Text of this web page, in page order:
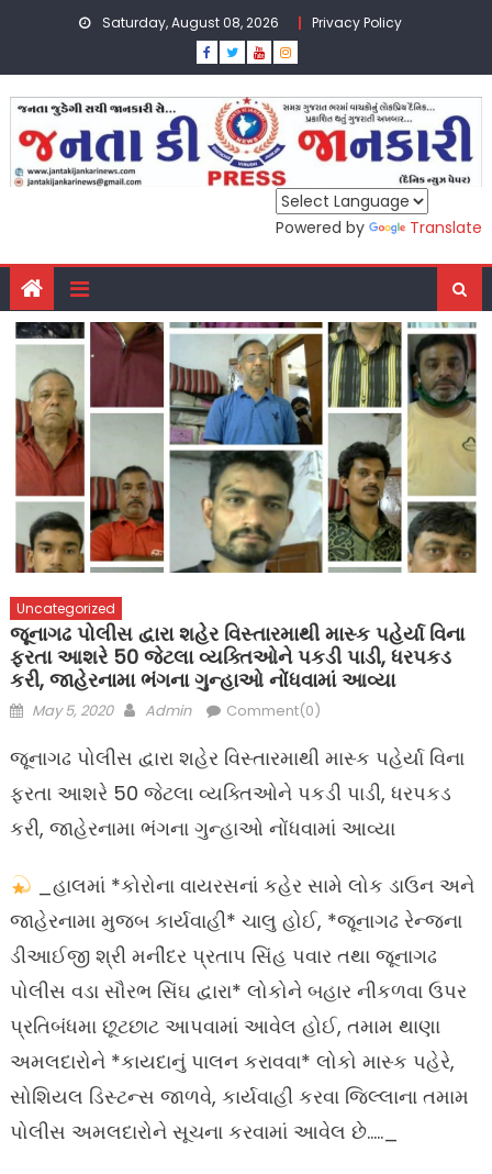
Saturday, August 08, 2026 Privacy Policy
Powered by Translate
Uncategorized
જૂનાગઢ પોલીસ દ્વારા શહેર વિસ્તારમાથી માસ્ક પહેર્યા વિના
ફરતા આશરે 50 જેટલા વ્યક્તિઓને પકડી પાડી, ધરપકડ
કરી, જાહેરનામા ભંગના ગુન્હાઓ નોંધવામાં આવ્યા
Posted
May 5, 2020 Author
Admin Comment(0)
જૂનાગઢ પોલીસ દ્વારા શહેર વિસ્તારમાથી માસ્ક પહેર્યા વિના
ફરતા આશરે 50 જેટલા વ્યક્તિઓને પકડી પાડી, ધરપકડ
કરી, જાહેરનામા ભંગના ગુન્હાઓ નોંધવામાં આવ્યા
_હાલમાં *કોરોના વાયરસનાં કહેર સામે લોક ડાઉન અને
જાહેરનામા મુજબ કાર્યવાહી* ચાલુ હોઈ, *જૂનાગઢ રેન્જના
ડીઆઈજી શ્રી મનીંદર પ્રતાપ સિંહ પવાર તથા જૂનાગઢ
પોલીસ વડા સૌરભ સિંઘ દ્વારા* લોકોને બહાર નીકળવા ઉપર
પ્રતિબંધમા છૂટછાટ આપવામાં આવેલ હોઈ, તમામ થાણા
અમલદારોને *કાયદાનું પાલન કરાવવા* લોકો માસ્ક પહેરે,
સોશિયલ ડિસ્ટન્સ જાળવે, કાર્યવાહી કરવા જિલ્લાના તમામ
પોલીસ અમલદારોને સૂચના કરવામાં આવેલ છે….._